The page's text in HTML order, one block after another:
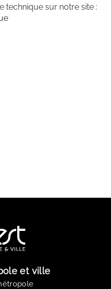
technique sur notre site :
et ville